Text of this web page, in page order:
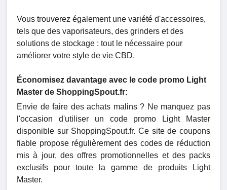
Vous trouverez également une variété d'accessoires,
tels que des vaporisateurs, des grinders et des
solutions de stockage : tout le nécessaire pour
améliorer votre style de vie CBD.
Économisez davantage avec le code promo Light
Master de ShoppingSpout.fr:
Envie de faire des achats malins ? Ne manquez pas
l'occasion d'utiliser un code promo Light Master
disponible sur ShoppingSpout.fr. Ce site de coupons
fiable propose régulièrement des codes de réduction
mis à jour, des offres promotionnelles et des packs
exclusifs pour toute la gamme de produits Light
Master.